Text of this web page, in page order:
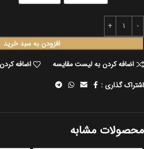
افزودن به سبد خرید
اضافه کردن به لیست مقایسه
اضافه
اشتراک گذاری :
محصولات مشابه